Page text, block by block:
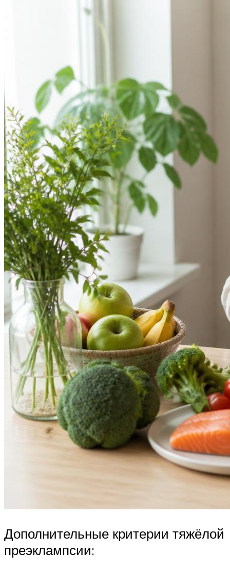
Дополнительные критерии тяжёлой
преэклампсии: